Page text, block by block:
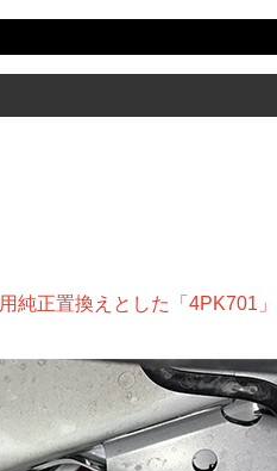
純正置換えとした「4PK701」